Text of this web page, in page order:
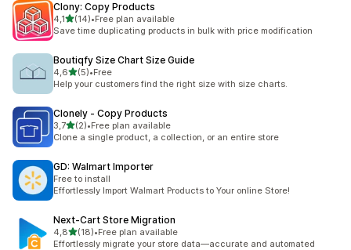
Clony: Copy Products
4,1de 5 estrelas
(14)
14 total de avaliações
•Free plan available
Save time duplicating products in bulk with price modification
Boutiqfy Size Chart Size Guide
4,6de 5 estrelas
(5)
5 total de avaliações
•Free
Help your customers find the right size with size charts.
Clonely ‑ Copy Products
3,7de 5 estrelas
(2)
2 total de avaliações
•Free plan available
Clone a single product, a collection, or an entire store
GD: Walmart Importer
Free to install
Effortlessly Import Walmart Products to Your online Store!
Next‑Cart Store Migration
4,8de 5 estrelas
(18)
18 total de avaliações
•Free plan available
Effortlessly migrate your store data—accurate and automated